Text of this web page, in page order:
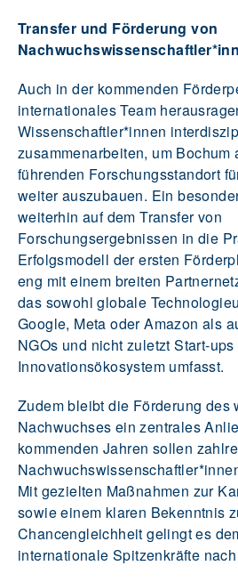
Transfer und Förderung von
Auch in der kommenden
internationales Team
Wissenschaftler*innen
zusammenarbeiten, um Bochum
führenden Forschungsstandort
weiter auszubauen. Ein
weiterhin auf dem Transfer von
Forschungsergebnissen in die
Erfolgsmodell der ersten
eng mit einem breiten
das sowohl globale
Google, Meta oder Amazon als
NGOs und nicht zuletzt Start-
Innovationsökosystem umfasst.
Zudem bleibt die Förderung des
Nachwuchses ein zentrales
kommenden Jahren sollen
Mit gezielten Maßnahmen zur
sowie einem klaren Bekenntnis
Chancengleichheit gelingt es
internationale Spitzenkräfte